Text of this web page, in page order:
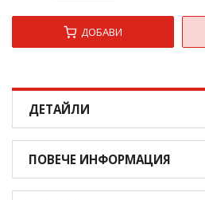
ДОБАВИ
ДЕТАЙЛИ
ПОВЕЧЕ ИНФОРМАЦИЯ